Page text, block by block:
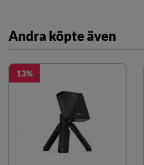
Andra köpte även
13